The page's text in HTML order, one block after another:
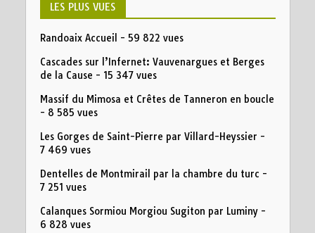
LES PLUS VUES
Randoaix Accueil - 59 822 vues
Cascades sur l’Infernet: Vauvenargues et Berges
de la Cause - 15 347 vues
Massif du Mimosa et Crêtes de Tanneron en boucle
- 8 585 vues
Les Gorges de Saint-Pierre par Villard-Heyssier -
7 469 vues
Dentelles de Montmirail par la chambre du turc -
7 251 vues
Calanques Sormiou Morgiou Sugiton par Luminy-
6 828 vues